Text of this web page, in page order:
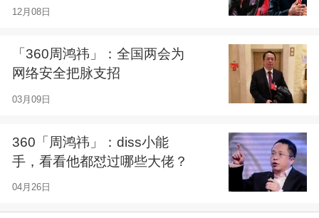
商机
12月08日
「360周鸿祎」：全国两会为
网络安全把脉支招
03月09日
360「周鸿祎」：diss小能
手，看看他都怼过哪些大佬？
04月26日